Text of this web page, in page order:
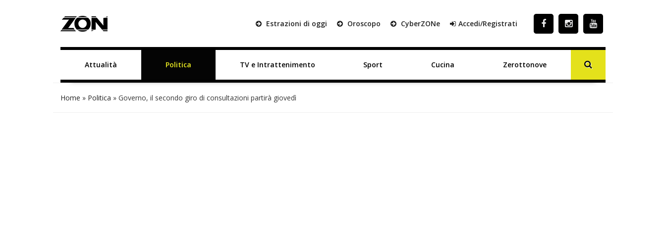
Estrazioni di oggi Oroscopo CyberZONe Accedi/Registrati
Attualità Politica TV e Intrattenimento Sport Cucina Zerottonove
Home » Politica » Governo, il secondo giro di consultazioni partirà giovedì